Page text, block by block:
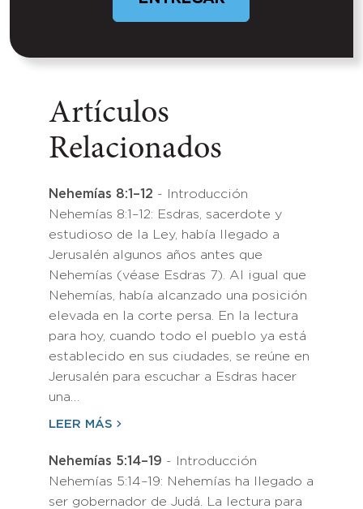
Artículos
Relacionados
Nehemías 8:1–12 - Introducción
Nehemías 8:1–12: Esdras, sacerdote y
estudioso de la Ley, había llegado a
Jerusalén algunos años antes que
Nehemías (véase Esdras 7). Al igual que
Nehemías, había alcanzado una posición
elevada en la corte persa. En la lectura
para hoy, cuando todo el pueblo ya está
establecido en sus ciudades, se reúne en
Jerusalén para escuchar a Esdras hacer
una…
LEER MÁS
Nehemías 5:14–19 - Introducción
Nehemías 5:14–19: Nehemías ha llegado a
ser gobernador de Judá. La lectura para